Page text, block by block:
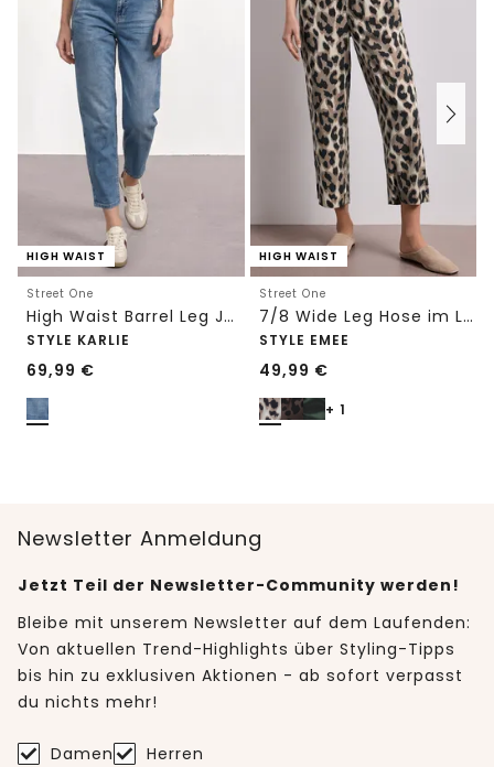
HIGH WAIST
Street One
High Waist Barrel Leg Jeans im Loose Fit
STYLE KARLIE
69,99 €
HIGH WAIST
Street One
7/8 Wide Leg Hose im Loose Fit mit Print
STYLE EMEE
49,99 €
+ 1
Newsletter Anmeldung
Jetzt Teil der Newsletter-Community werden!
Bleibe mit unserem Newsletter auf dem Laufenden:
Von aktuellen Trend-Highlights über Styling-Tipps
bis hin zu exklusiven Aktionen - ab sofort verpasst
du nichts mehr!
Damen Herren